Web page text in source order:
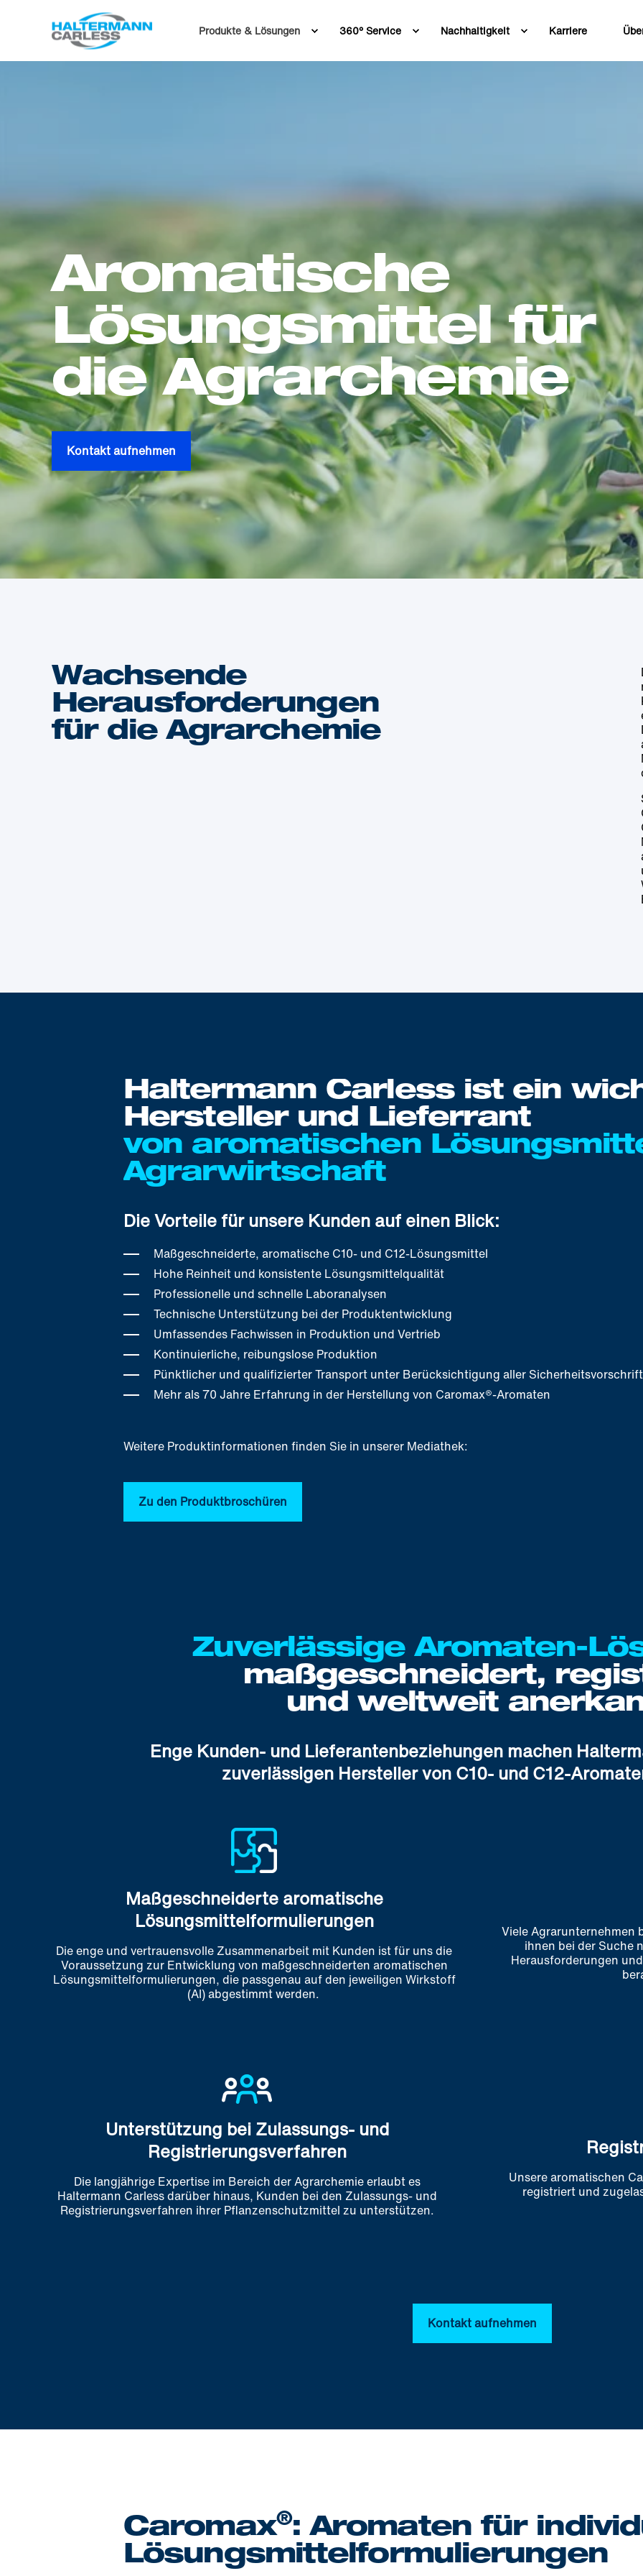
Produkte & Lösungen 360° Service Nachhaltigkeit Karriere
Aromatische
Lösungs­mittel für
die Agrar­chemie
Kontakt aufnehmen
Wachsende
Herausforderungen
für die Agrarchemie
Haltermann Carless ist ein
Hersteller und Lieferrant
von aromatischen
Agrarwirtschaft
Die Vorteile für unsere Kunden auf einen Blick:
Maßgeschneiderte, aromatische C10- und C12-Lösungsmittel
Hohe Reinheit und konsistente Lösungsmittelqualität
Professionelle und schnelle Laboranalysen
Technische Unterstützung bei der Produktentwicklung
Umfassendes Fachwissen in Produktion und Vertrieb
Kontinuierliche, reibungslose Produktion
Pünktlicher und qualifizierter Transport unter Berücksichtigung aller
Mehr als 70 Jahre Erfahrung in der Herstellung von Caromax®-Aromaten
Weitere Produktinformationen finden Sie in unserer Mediathek:
Zu den Produktbroschüren
Zuverlässige Aromaten-
maßgeschneidert,
und weltweit
Enge Kunden- und Lieferantenbeziehungen machen
zuverlässigen Hersteller von C10- und C12-
Maßgeschneiderte aromatische
Lösungsmittel­formulierungen
Die enge und vertrauensvolle Zusammenarbeit mit Kunden ist für uns die
Voraussetzung zur Entwicklung von maß­geschneiderten aromatischen
Lösungsmittelformulierungen, die passgenau auf den jeweiligen Wirkstoff
(AI) abgestimmt werden.
Viele Agrarunternehmen
ihnen bei der Suche
Herausforderungen
Unterstützung bei Zulassungs- und
Registrierungsverfahren
Die langjährige Expertise im Bereich der Agrarchemie erlaubt es
Haltermann Carless darüber hinaus, Kunden bei den Zulassungs- und
Registrierungsverfahren ihrer Pflanzenschutzmittel zu unterstützen.
Unsere aromatischen
registriert und
Kontakt aufnehmen
Caromax®: Aromaten für
Lösungsmittelformulierungen